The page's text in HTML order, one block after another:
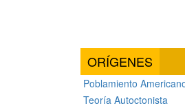
ORÍGENES
Poblamiento
Teoría Autoctonista